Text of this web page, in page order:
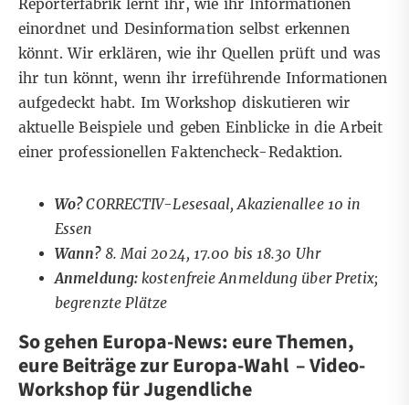
Reporterfabrik lernt ihr, wie ihr Informationen
einordnet und Desinformation selbst erkennen
könnt. Wir erklären, wie ihr Quellen prüft und was
ihr tun könnt, wenn ihr irreführende Informationen
aufgedeckt habt. Im Workshop diskutieren wir
aktuelle Beispiele und geben Einblicke in die Arbeit
einer professionellen Faktencheck-Redaktion.
Wo?CORRECTIV-Lesesaal, Akazienallee 10 in
Essen
Wann?8. Mai 2024, 17.00 bis 18.30 Uhr
Anmeldung: kostenfreie Anmeldung über Pretix;
begrenzte Plätze
So gehen Europa-News: eure Themen,
eure Beiträge zur Europa-Wahl – Video-
Workshop für Jugendliche